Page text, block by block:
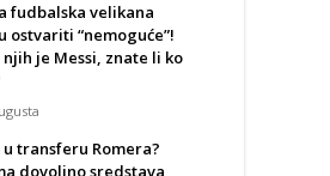
fudbalska velikana
ostvariti “nemoguće”!
njih je Messi, znate li ko
transferu Romera?
dovoljno sredstava,